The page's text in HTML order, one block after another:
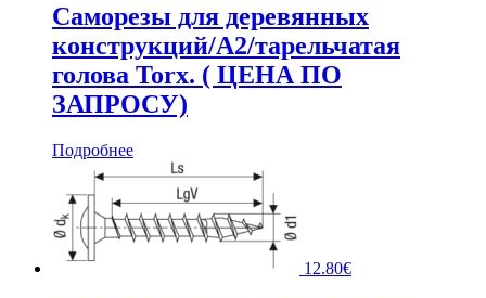
Саморезы для деревянных
конструкций/А2/тарельчатая
голова Torx. ( ЦЕНА ПО
ЗАПРОСУ)
Подробнее
12.80€